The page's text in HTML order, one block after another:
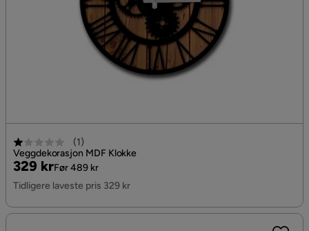
(1)
Veggdekorasjon MDF Klokke
Pris
329 kr
Original
Pris
Før 489 kr
Tidligere laveste pris 329 kr